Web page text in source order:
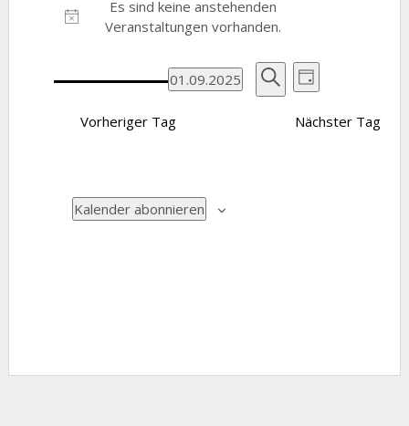
for
1,
2025
Hinweis
Es sind keine anstehenden
Veranstaltungen vorhanden.
Suche
Suche
Tag
01.09.2025
Vorheriger Tag Nächster Tag
Kalender abonnieren